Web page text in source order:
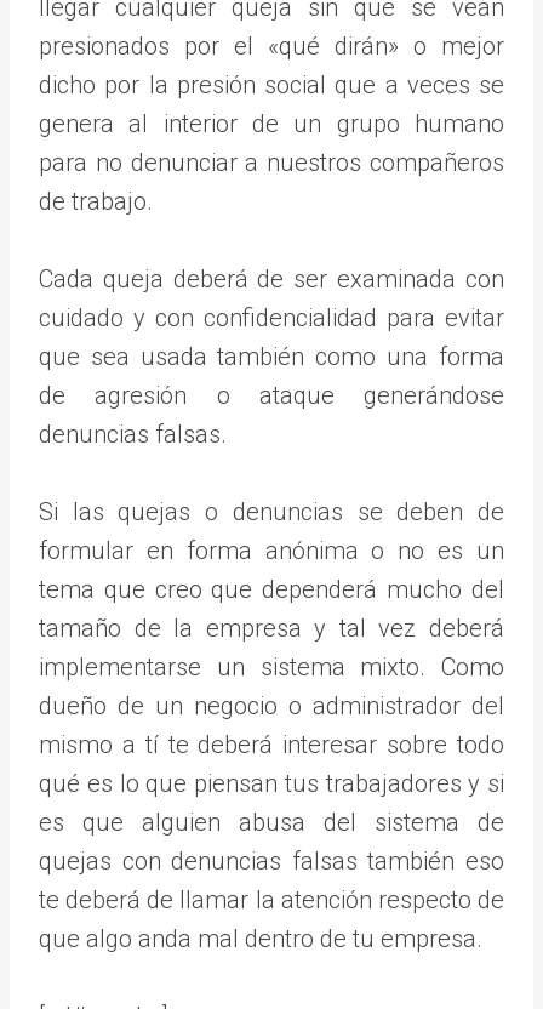
llegar cualquier queja sin que se vean
presionados por el «qué dirán» o mejor
dicho por la presión social que a veces se
genera al interior de un grupo humano
para no denunciar a nuestros compañeros
de trabajo.
Cada queja deberá de ser examinada con
cuidado y con confidencialidad para evitar
que sea usada también como una forma
de agresión o ataque generándose
denuncias falsas.
Si las quejas o denuncias se deben de
formular en forma anónima o no es un
tema que creo que dependerá mucho del
tamaño de la empresa y tal vez deberá
implementarse un sistema mixto. Como
dueño de un negocio o administrador del
mismo a tí te deberá interesar sobre todo
qué es lo que piensan tus trabajadores y si
es que alguien abusa del sistema de
quejas con denuncias falsas también eso
te deberá de llamar la atención respecto de
que algo anda mal dentro de tu empresa.